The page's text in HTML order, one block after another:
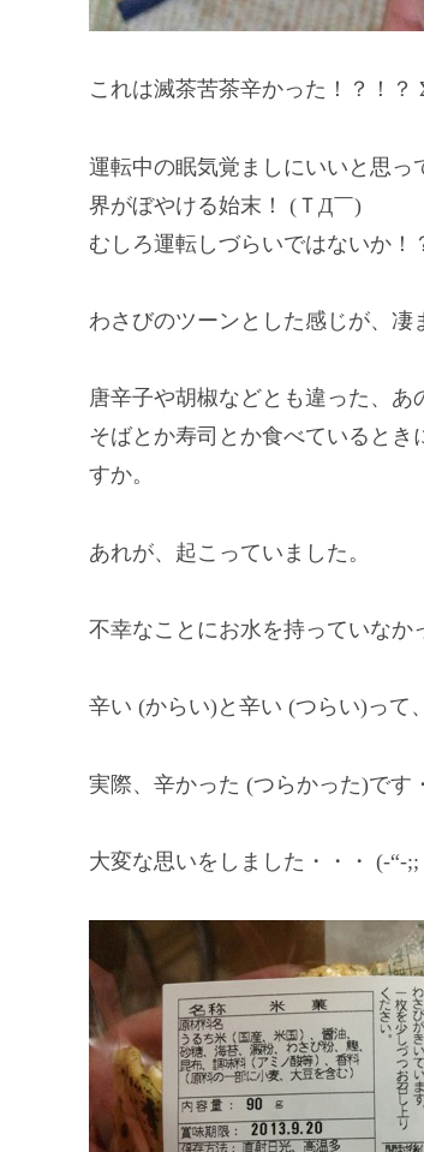
これは滅茶苦茶辛かった！？！？
運転中の眠気覚ましにいいと思
界がぼやける始末！ (ＴД￣)
むしろ運転しづらいではないか！
わさびのツーンとした感じが、凄
唐辛子や胡椒などとも違った、あ
そばとか寿司とか食べていると
すか。
あれが、起こっていました。
不幸なことにお水を持っていなか
辛い (からい)と辛い (つらい)って
実際、辛かった (つらかった)です
大変な思いをしました・・・ (-“-;;